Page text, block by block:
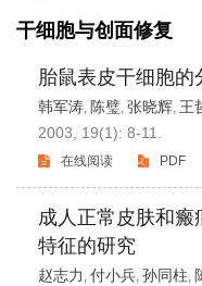
干细胞与创面修复
胎鼠表皮干细胞
韩军涛, 陈璧, 张晓辉, 王
2003, 19(1): 8-11.
在线阅读 PDF
成人正常皮肤和瘢
特征的研究
赵志力 , 付小兵, 孙同柱,